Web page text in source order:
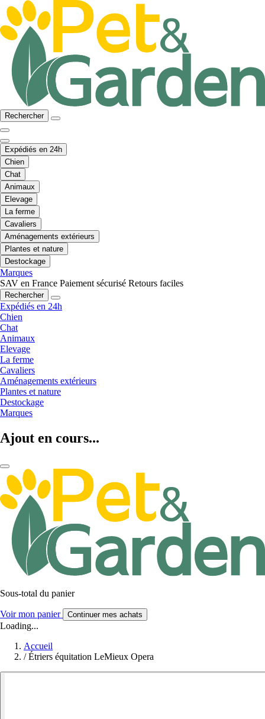
Rechercher
Expédiés en 24h
Chien
Chat
Animaux
Elevage
La ferme
Cavaliers
Aménagements extérieurs
Plantes et nature
Destockage
Marques
SAV en France Paiement sécurisé Retours faciles
Rechercher
Expédiés en 24h
Chien
Chat
Animaux
Elevage
La ferme
Cavaliers
Aménagements extérieurs
Plantes et nature
Destockage
Marques
Ajout en cours...
Sous-total du panier
Voir mon panier Continuer mes achats
Loading...
Accueil
/ Étriers équitation LeMieux Opera